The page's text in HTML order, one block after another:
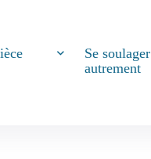
Se soulager
autrement